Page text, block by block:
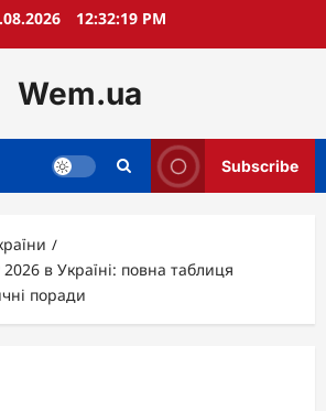
12:32:20 PM
Wem.ua
Subscribe
в Україні: повна таблиця
поради